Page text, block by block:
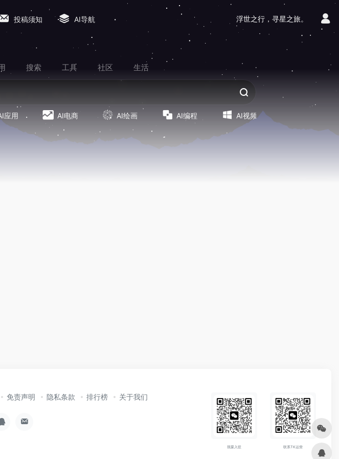
投稿须知 AI导航 浮世之行，寻星之旅。
搜索 工具 社区 生活
应用 AI电商 AI绘画 AI编程 AI视频
免责声明 隐私条款 排行榜 关于我们
我要入驻 联系TK运营